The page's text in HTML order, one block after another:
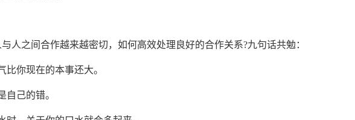
之间合作越来越密切，如何高效处理良好的合作关系?九句话共勉：
你现在的本事还大。
己的错。